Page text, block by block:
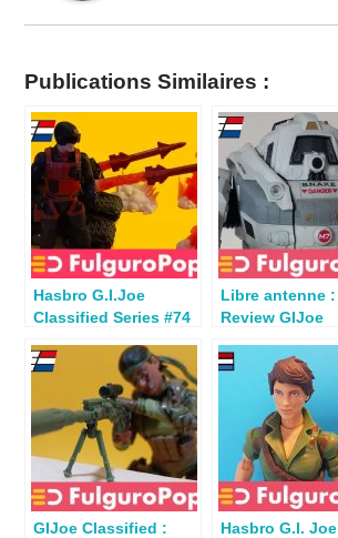
Publications Similaires :
Hasbro G.I.Joe
Classified Series #74
Libre antenne :
Review GIJoe
Battle Armor par
Sebastator
GIJoe Classified :
Hasbro G.I. Joe